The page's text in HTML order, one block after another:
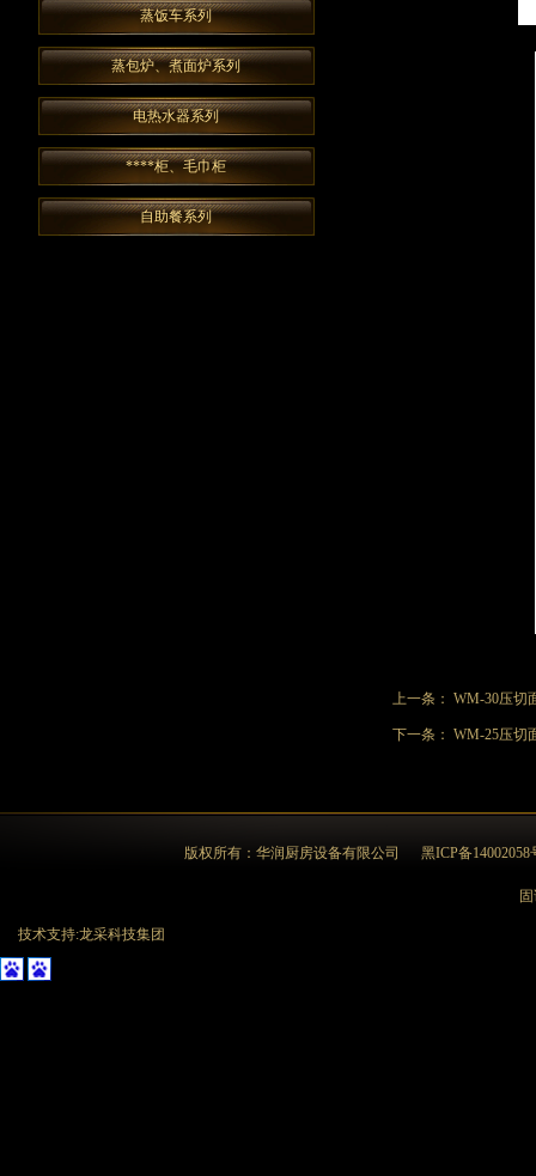
蒸饭车系列
蒸包炉、煮面炉系列
电热水器系列
****柜、毛巾柜
自助餐系列
上一条： WM-30压切
下一条： WM-25压切
版权所有：华润厨房设备有限公司 黑ICP备14002058
技术支持:龙采科技集团